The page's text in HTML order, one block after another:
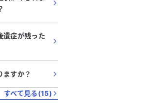
常行動や感
あります。他
薬を処方され
麻疹やうつ病の
遺症が残った
ますか？
すべて見る(15)